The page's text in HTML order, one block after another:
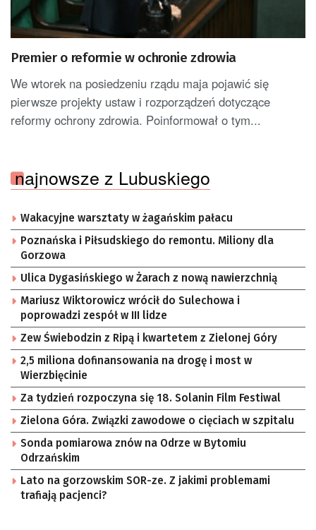
Premier o reformie w ochronie zdrowia
We wtorek na posiedzeniu rządu maja pojawić się
pierwsze projekty ustaw i rozporządzeń dotyczące
reformy ochrony zdrowia. Poinformował o tym...
najnowsze z Lubuskiego
Wakacyjne warsztaty w żagańskim pałacu
Poznańska i Piłsudskiego do remontu. Miliony dla
Gorzowa
Ulica Dygasińskiego w Żarach z nową nawierzchnią
Mariusz Wiktorowicz wrócił do Sulechowa i
poprowadzi zespół w III lidze
Zew Świebodzin z Ripą i kwartetem z Zielonej Góry
2,5 miliona dofinansowania na drogę i most w
Wierzbięcinie
Za tydzień rozpoczyna się 18. Solanin Film Festiwal
Zielona Góra. Związki zawodowe o cięciach w szpitalu
Sonda pomiarowa znów na Odrze w Bytomiu
Odrzańskim
Lato na gorzowskim SOR-ze. Z jakimi problemami
trafiają pacjenci?